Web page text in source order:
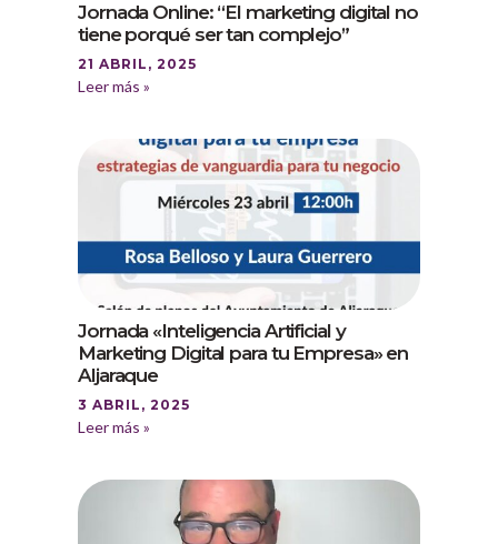
Jornada Online: “El marketing digital no
tiene porqué ser tan complejo”
21 ABRIL, 2025
Leer más »
Jornada «Inteligencia Artificial y
Marketing Digital para tu Empresa» en
Aljaraque
3 ABRIL, 2025
Leer más »